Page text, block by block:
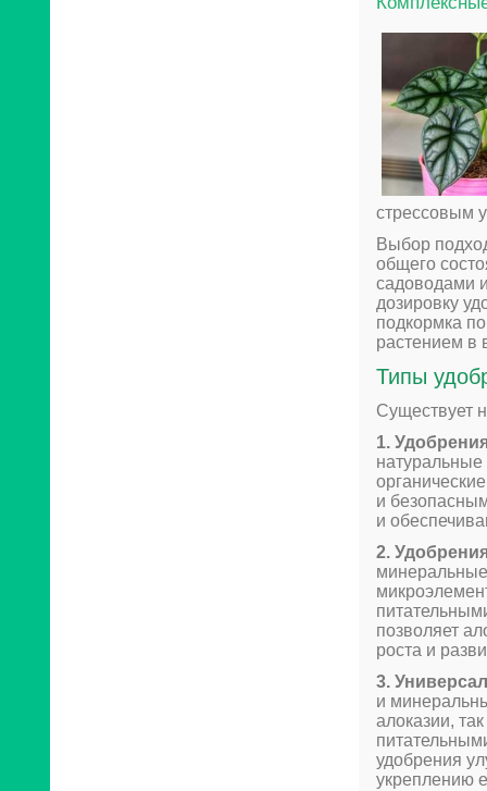
стрессовым
Выбор
общего
садоводами
дозировку
подкормка
растением в
Типы
Существует
1.
натуральные
и
и
2.
позволяет
роста и
3.
и
алоказии,
удобрения
укреплению